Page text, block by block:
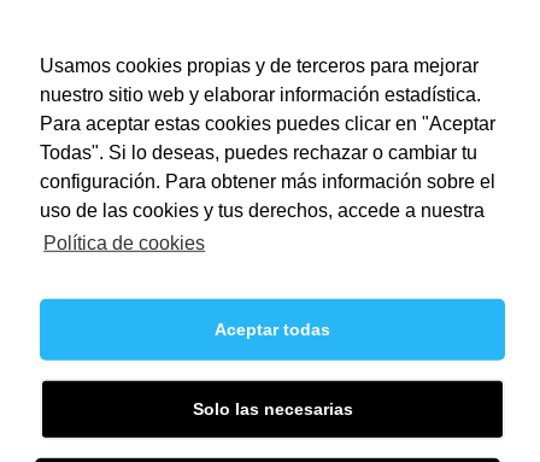
Sed blandit massa vel
Categorías
CONSTRUCCIÓN
FOTOS
Usamos cookies propias y de terceros para mejorar
nuestro sitio web y elaborar información estadística.
Para aceptar estas cookies puedes clicar en "Aceptar
Todas". Si lo deseas, puedes rechazar o cambiar tu
configuración. Para obtener más información sobre el
uso de las cookies y tus derechos, accede a nuestra
Política de cookies
Aceptar todas
Solo las necesarias